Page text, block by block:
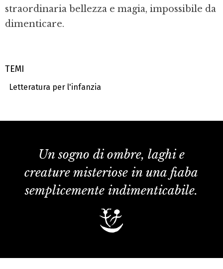
TEMI
Letteratura per l'infanzia
straordinaria bellezza e magia, impossibile da
dimenticare.
Un sogno di ombre, laghi e
creature misteriose in una fiaba
semplicemente indimenticabile.